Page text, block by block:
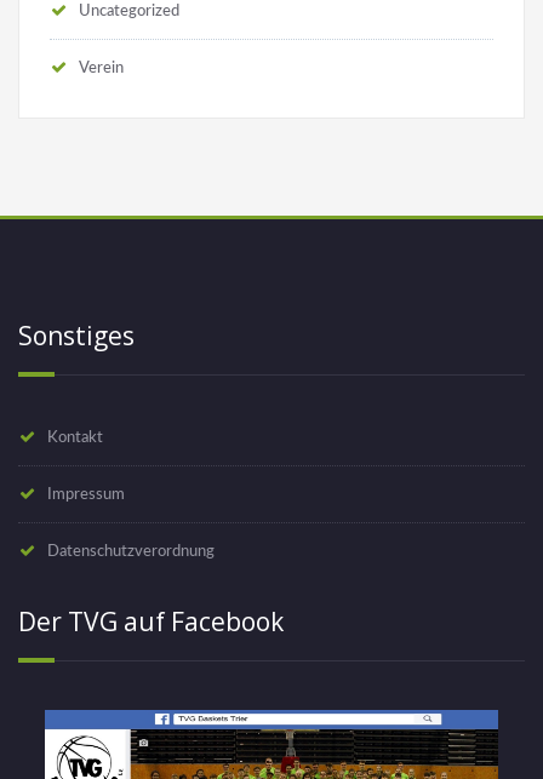
Uncategorized
Verein
Sonstiges
Kontakt
Impressum
Datenschutzverordnung
Der TVG auf Facebook